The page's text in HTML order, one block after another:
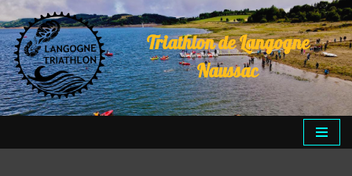
Aller
au
contenu
Triathlon de Langogne
Naussac